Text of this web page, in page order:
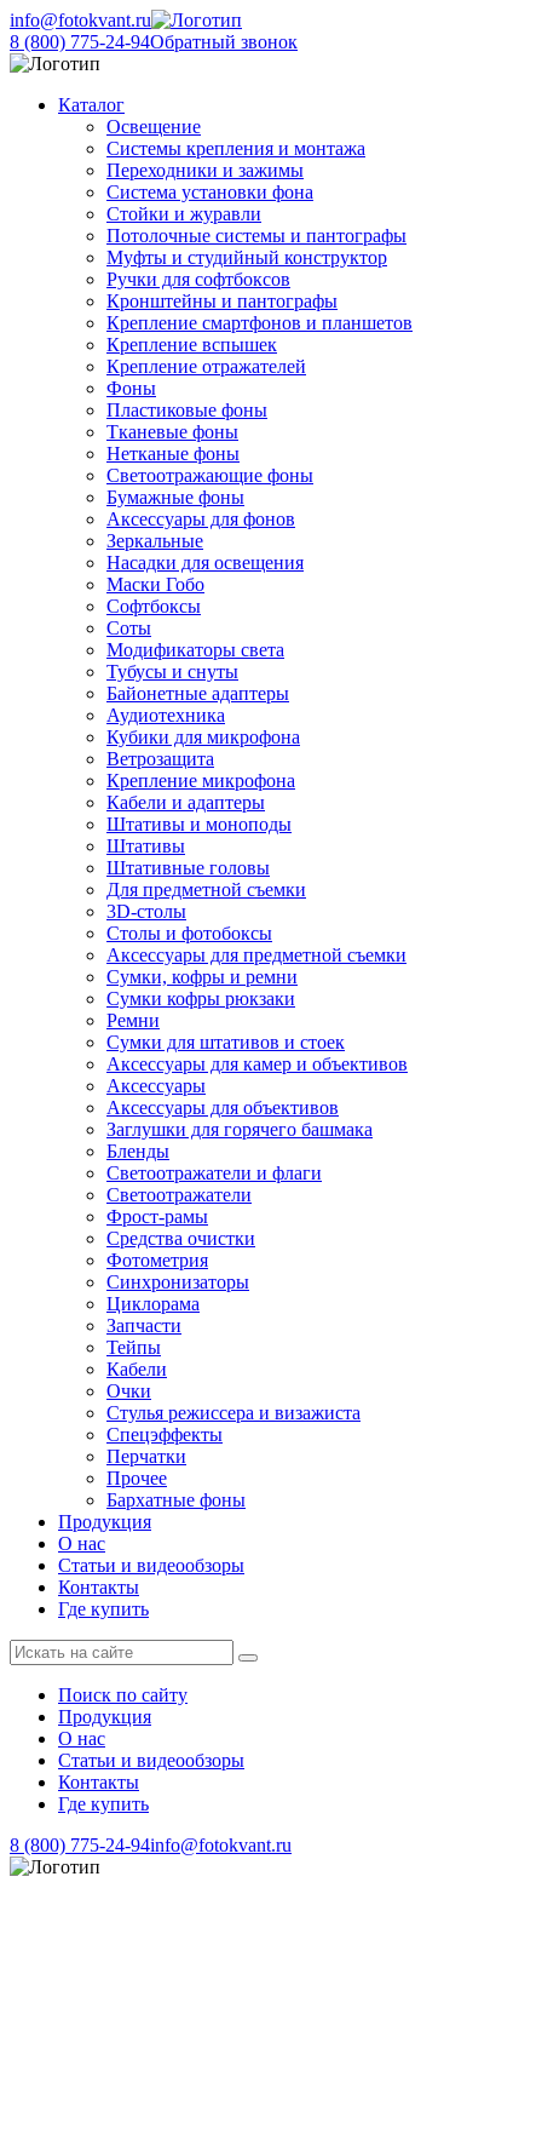
info@fotokvant.ru
8 (800) 775-24-94Обратный звонок
Каталог
Освещение
Системы крепления и монтажа
Переходники и зажимы
Система установки фона
Стойки и журавли
Потолочные системы и пантографы
Муфты и студийный конструктор
Ручки для софтбоксов
Кронштейны и пантографы
Крепление смартфонов и планшетов
Крепление вспышек
Крепление отражателей
Фоны
Пластиковые фоны
Тканевые фоны
Нетканые фоны
Светоотражающие фоны
Бумажные фоны
Аксессуары для фонов
Зеркальные
Насадки для освещения
Маски Гобо
Софтбоксы
Соты
Модификаторы света
Тубусы и снуты
Байонетные адаптеры
Аудиотехника
Кубики для микрофона
Ветрозащита
Крепление микрофона
Кабели и адаптеры
Штативы и моноподы
Штативы
Штативные головы
Для предметной съемки
3D-столы
Столы и фотобоксы
Аксессуары для предметной съемки
Сумки, кофры и ремни
Сумки кофры рюкзаки
Ремни
Сумки для штативов и стоек
Аксессуары для камер и объективов
Аксессуары
Аксессуары для объективов
Заглушки для горячего башмака
Бленды
Светоотражатели и флаги
Светоотражатели
Фрост-рамы
Средства очистки
Фотометрия
Синхронизаторы
Циклорама
Запчасти
Тейпы
Кабели
Очки
Стулья режиссера и визажиста
Спецэффекты
Перчатки
Прочее
Бархатные фоны
Продукция
О нас
Статьи и видеообзоры
Контакты
Где купить
Поиск по сайту
Продукция
О нас
Статьи и видеообзоры
Контакты
Где купить
8 (800) 775-24-94info@fotokvant.ru